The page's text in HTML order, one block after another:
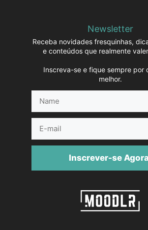
Newsletter
Receba novidades fresquinhas,
e conteúdos que realmente
Inscreva-se e fique sempre por
melhor.
mail
Inscrever-se